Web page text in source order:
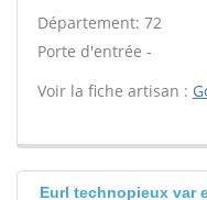
Département: 72
Porte d'entrée -
Voir la fiche artisan :
Eurl technopieux var